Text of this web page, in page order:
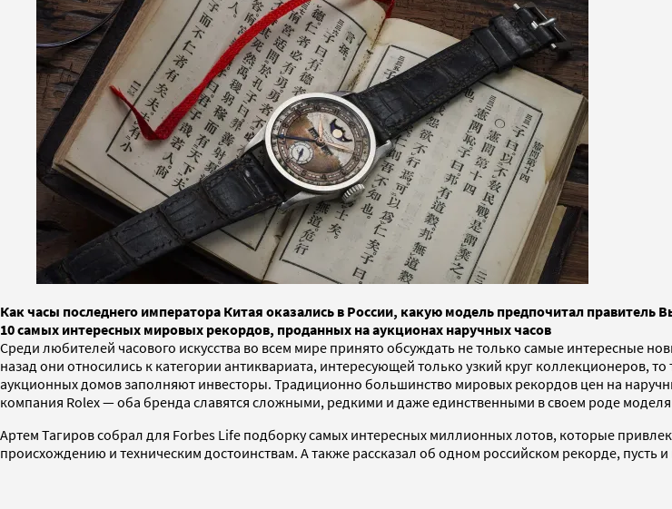
Как часы последнего императора Китая оказались в России, какую модель предпочитал
10 самых интересных мировых рекордов, проданных на аукционах наручных часов
Среди любителей часового искусства во всем мире принято обсуждать не только самые интересные
назад они относились к категории антиквариата, интересующей только узкий круг коллекционеров,
аукционных домов заполняют инвесторы. Традиционно большинство мировых рекордов цен на
компания Rolex — оба бренда славятся сложными, редкими и даже единственными в своем роде
Артем Тагиров собрал для Forbes Life подборку самых интересных миллионных лотов, которые
происхождению и техническим достоинствам. А также рассказал об одном российском рекорде,